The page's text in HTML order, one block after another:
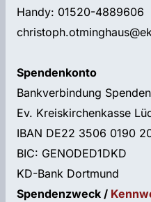
Handy: 01520-4889606
Spendenkonto
Bankverbindung
Ev. Kreiskirchenkasse
IBAN DE22 3506 0190
BIC: GENODED1DKD
KD-Bank Dortmund
Spendenzweck /